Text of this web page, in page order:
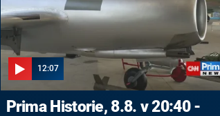
12:07
Prima Historie, 8.8. v 20:40 -